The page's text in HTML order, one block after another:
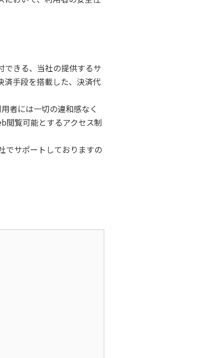
できる、当社の提供するサ
済手段を搭載した、決済代
者には一切の違和感なく
閲覧可能とするアクセス制
でサポートしておりますの